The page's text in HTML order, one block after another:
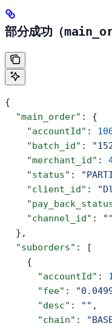
部分成功（
{
  "main_order"
: {
    "accountId"
:
    "batch_id"
:
    "merchant_id"
:
    "status"
:
    "client_id"
:
    "channel_id"
:
""
  },
  "suborders"
: [
    {
      "accountId"
:
      "fee"
:
      "desc"
: "" ,
      "chain"
: